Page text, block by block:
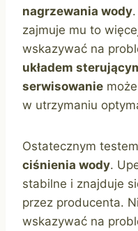
nagrzewania wody
zajmuje mu to
wskazywać na
układem
serwisowanie
w utrzymaniu
Ostatecznym
ciśnienia wody.
stabilne i znajduje
przez producenta.
wskazywać na